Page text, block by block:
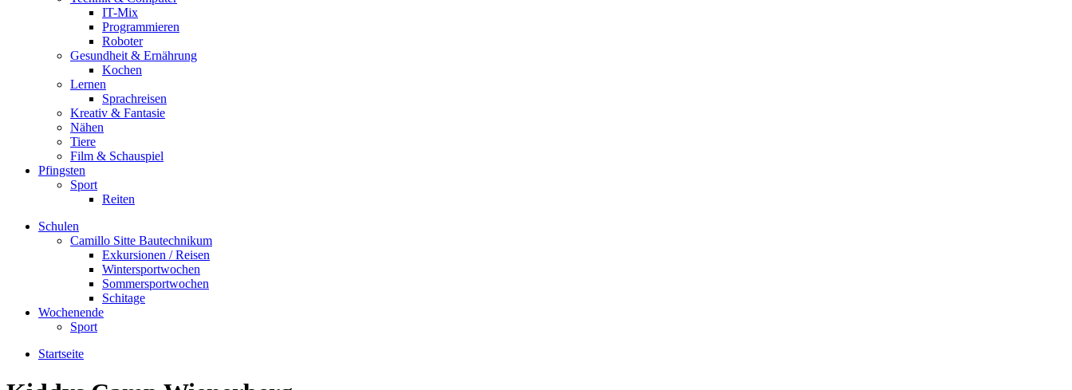
IT-Mix
Programmieren
Roboter
Gesundheit & Ernährung
Kochen
Lernen
Sprachreisen
Kreativ & Fantasie
Nähen
Tiere
Film & Schauspiel
Pfingsten
Sport
Reiten
Schulen
Camillo Sitte Bautechnikum
Exkursionen / Reisen
Wintersportwochen
Sommersportwochen
Schitage
Wochenende
Sport
Startseite